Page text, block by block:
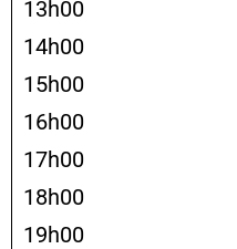
13h00
14h00
15h00
16h00
17h00
18h00
19h00